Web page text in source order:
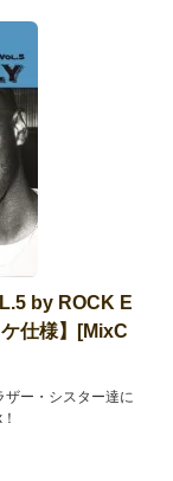
by ROCK E
仕様】[MixC
ー・シスター達に